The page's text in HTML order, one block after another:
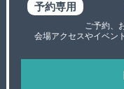
ご予約、
会場アクセスやイベン